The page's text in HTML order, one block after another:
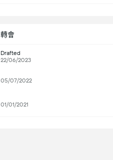
轉會
Drafted
22/06/2023
05/07/2022
01/01/2021